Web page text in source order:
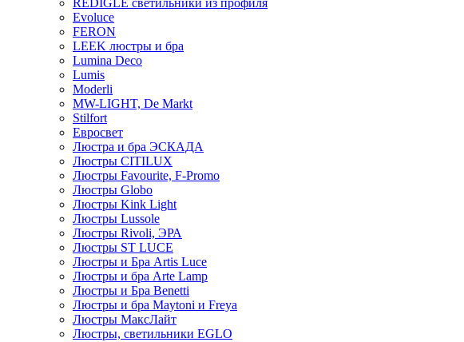
REDIGLE светильники из профиля
Evoluce
FERON
LEEK люстры и бра
Lumina Deco
Lumis
Moderli
MW-LIGHT, De Markt
Stilfort
Евросвет
Люстра и бра ЭСКАДА
Люстры CITILUX
Люстры Favourite, F-Promo
Люстры Globo
Люстры Kink Light
Люстры Lussole
Люстры Rivoli, ЭРА
Люстры ST LUCE
Люстры и Бра Artis Luce
Люстры и бра Arte Lamp
Люстры и Бра Benetti
Люстры и бра Maytoni и Freya
Люстры МаксЛайт
Люстры, светильники EGLO